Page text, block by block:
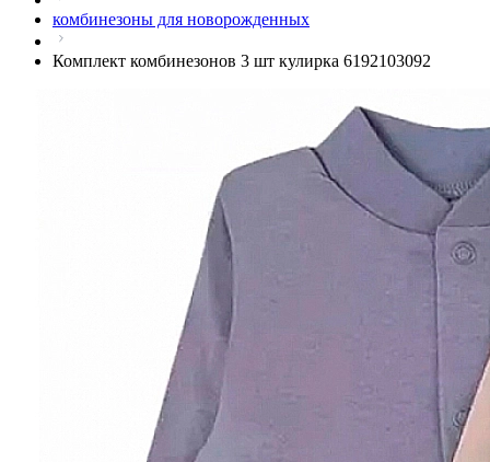
комбинезоны для новорожденных
Комплект комбинезонов 3 шт кулирка 6192103092